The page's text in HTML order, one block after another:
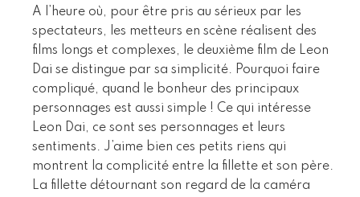
A l’heure où, pour être pris au sérieux par les
spectateurs, les metteurs en scène réalisent des
films longs et complexes, le deuxième film de Leon
Dai se distingue par sa simplicité. Pourquoi faire
compliqué, quand le bonheur des principaux
personnages est aussi simple ! Ce qui intéresse
Leon Dai, ce sont ses personnages et leurs
sentiments. J’aime bien ces petits riens qui
montrent la complicité entre la fillette et son père.
La fillette détournant son regard de la caméra